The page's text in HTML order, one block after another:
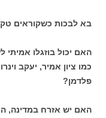
בא לבכות כשקוראים
האם יכול בוזגלו
כמו ציון אמיר, יעקב
פלדמן?
האם יש אזרח במדינה,